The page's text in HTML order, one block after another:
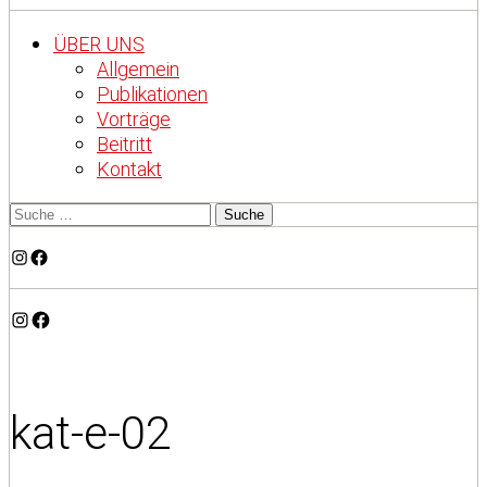
ÜBER UNS
Allgemein
Publikationen
Vorträge
Beitritt
Kontakt
Instagram
Facebook
Instagram
Facebook
kat-e-02